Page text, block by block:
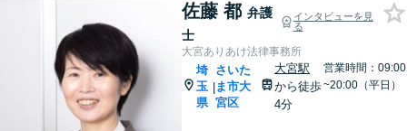
佐藤 都 弁護
士
インタビューを見
る
大宮ありあけ法律事務所
埼
玉
県
|
さいた
ま市大
宮区
大宮駅
から徒歩
4分
営業時間：09:00
~20:00（平日）